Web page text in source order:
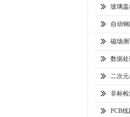
玻璃
自动
磁场
数据
二次
非标
PCB